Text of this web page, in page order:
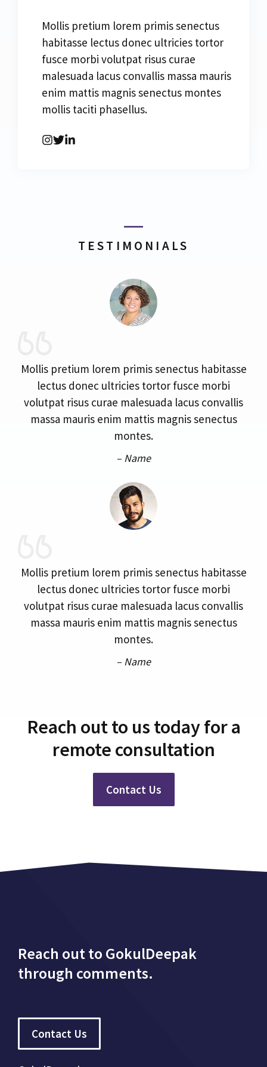
Mollis pretium lorem primis senectus
habitasse lectus donec ultricies tortor
fusce morbi volutpat risus curae
malesuada lacus convallis massa mauris
enim mattis magnis senectus montes
mollis taciti phasellus.
TESTIMONIALS
Mollis pretium lorem primis senectus habitasse
lectus donec ultricies tortor fusce morbi
volutpat risus curae malesuada lacus convallis
massa mauris enim mattis magnis senectus
montes.
– Name
Mollis pretium lorem primis senectus habitasse
lectus donec ultricies tortor fusce morbi
volutpat risus curae malesuada lacus convallis
massa mauris enim mattis magnis senectus
montes.
– Name
Reach out to us today for a
remote consultation
Contact Us
Reach out to GokulDeepak
through comments.
Contact Us